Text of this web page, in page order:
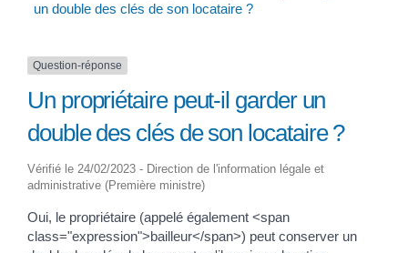
un double des clés de son locataire ?
Question-réponse
Un propriétaire peut-il garder un
double des clés de son locataire ?
Vérifié le 24/02/2023 - Direction de l'information légale et
administrative (Première ministre)
Oui, le propriétaire (appelé également <span
class="expression">bailleur</span>) peut conserver un